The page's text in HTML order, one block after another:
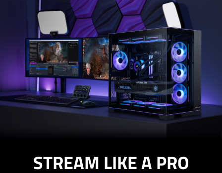
STREAM LIKE A PRO